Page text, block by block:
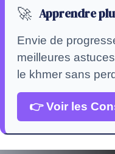
🚀 Apprendre
Envie de
meilleures
le khmer sans
👉 Voir les